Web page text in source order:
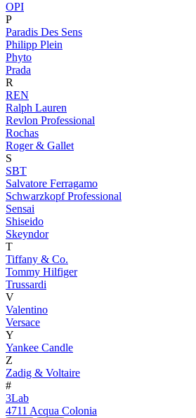
OPI
P
Paradis Des Sens
Philipp Plein
Phyto
Prada
R
REN
Ralph Lauren
Revlon Professional
Rochas
Roger & Gallet
S
SBT
Salvatore Ferragamo
Schwarzkopf Professional
Sensai
Shiseido
Skeyndor
T
Tiffany & Co.
Tommy Hilfiger
Trussardi
V
Valentino
Versace
Y
Yankee Candle
Z
Zadig & Voltaire
#
3Lab
4711 Acqua Colonia